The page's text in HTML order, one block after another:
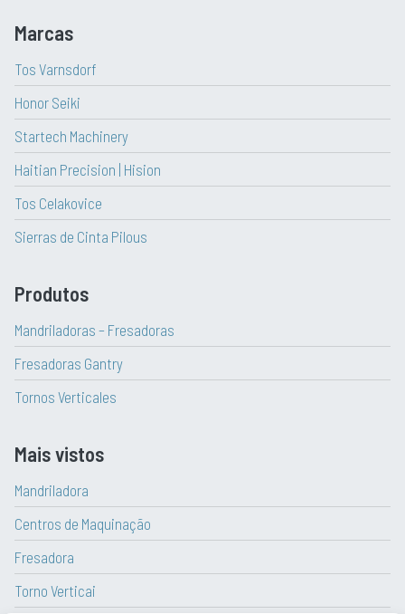
Marcas
Tos Varnsdorf
Honor Seiki
Startech Machinery
Haitian Precision | Hision
Tos Celakovice
Sierras de Cinta Pilous
Produtos
Mandriladoras – Fresadoras
Fresadoras Gantry
Tornos Verticales
Mais vistos
Mandriladora
Centros de Maquinação
Fresadora
Torno Verticai